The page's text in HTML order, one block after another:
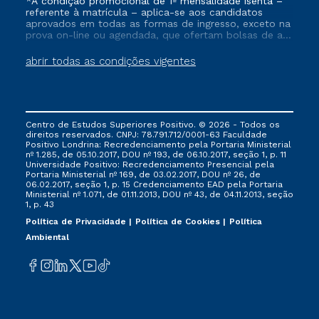
abrir todas as condições vigentes
referente à matrícula – aplica-se aos candidatos
aprovados em todas as formas de ingresso, exceto na
prova on-line ou agendada, que ofertam bolsas de até
vigente, que ainda não tenham efetivado e/ou não
tenham cancelado ou trancado sua matrícula em uma
via FIES, Prouni e outros programas governamentais, e
não se acumula com nenhuma outra campanha
ofertada pela Instituição.
Centro de Estudos Superiores Positivo. © 2026 - Todos os
direitos reservados. CNPJ: 78.791.712/0001-63 Faculdade
Positivo Londrina: Recredenciamento pela Portaria Ministerial
nº 1.285, de 05.10.2017, DOU nº 193, de 06.10.2017, seção 1, p. 11
Universidade Positivo: Recredenciamento Presencial ​pela
Portaria Ministerial nº 169, de 03.02.2017, DOU nº 26, de
06.02.2017, seção 1, p. 15 Credenciamento EAD pela Portaria
Ministerial nº 1.071, de 01.11.2013, DOU nº 43, de 04.11.2013, seção
1, p. 43
Política de Privacidade
Política de Cookies
Política
Ambiental